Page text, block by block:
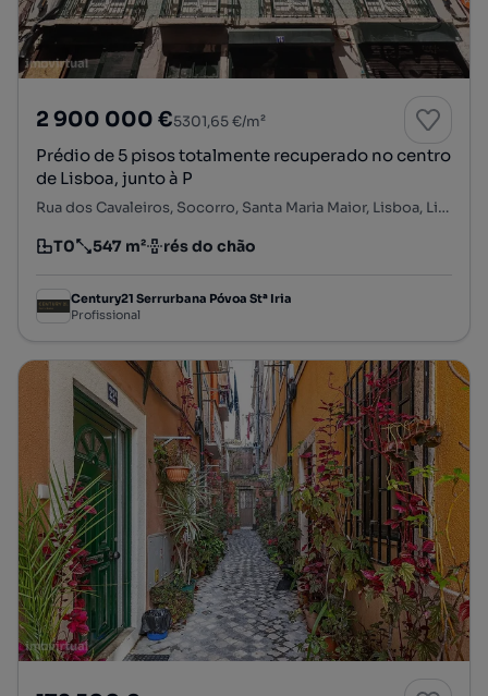
2 900 000 €5301,65 €/m²
Prédio de 5 pisos totalmente recuperado no centro
de Lisboa, junto à P
Rua dos Cavaleiros, Socorro, Santa Maria Maior, Lisboa, Lisboa
Tipologia
T0
Preço por metro quadrado
547 m²
Andar rés do chão
Century21 Serrurbana Póvoa Stª Iria
Profissional